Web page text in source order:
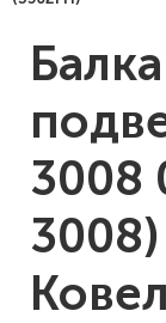
3008